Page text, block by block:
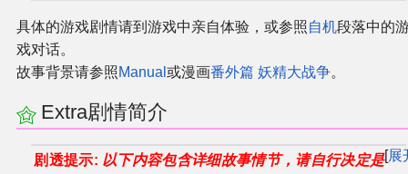
具体的游戏剧情请到游戏中亲自体验，或参照 自机段落中的
戏对话。
故事背景请参照 Manual 或漫画番外篇 妖精大战争。
Extra剧情简介
展
剧透提示: 以下内容包含详细故事情节，请自行决定是